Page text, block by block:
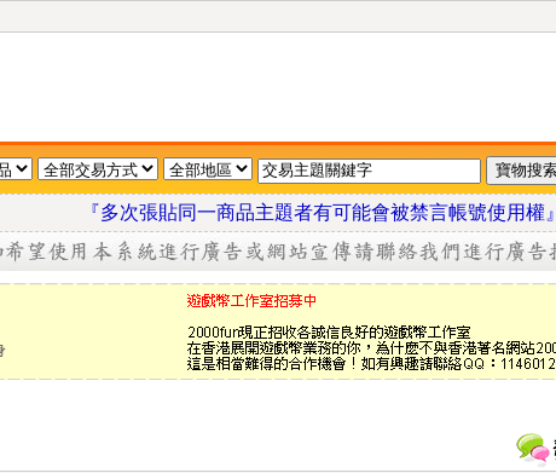
『多次張貼同一商品主題者有可能會被禁言帳號使用權』